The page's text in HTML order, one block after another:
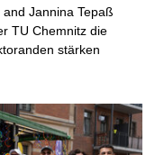
Jannina Tepaß
TU Chemnitz die
stärken